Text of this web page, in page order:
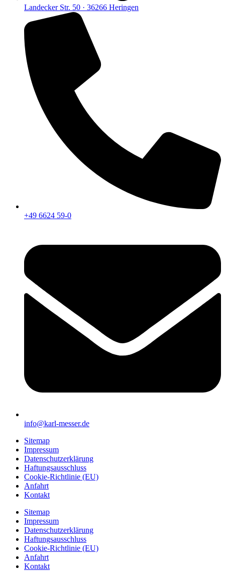
Landecker Str. 50 · 36266 Heringen
+49 6624 59-0
info@karl-messer.de
Sitemap
Impressum
Datenschutzerklärung
Haftungsausschluss
Cookie-Richtlinie (EU)
Anfahrt
Kontakt
Sitemap
Impressum
Datenschutzerklärung
Haftungsausschluss
Cookie-Richtlinie (EU)
Anfahrt
Kontakt